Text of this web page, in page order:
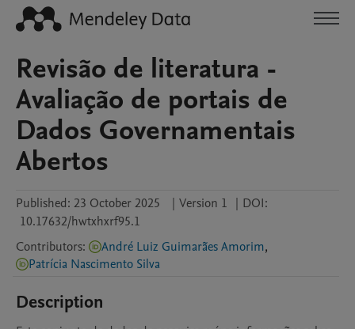
Revisão de literatura -
Avaliação de portais de
Dados Governamentais
Abertos
Published: 23 October 2025 | Version 1 | DOI:
10.17632/hwtxhxrf95.1
Contributors: André Luiz Guimarães Amorim,
Patrícia Nascimento Silva
Description